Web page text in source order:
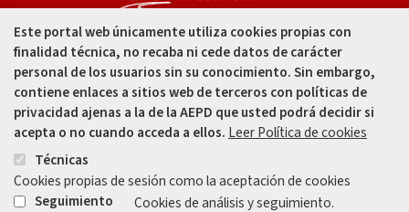
Capitulares, 1. 14002
Córdoba - España
957 49 99 00
957 47 80 50
EnlaceEnlace
Este portal web únicamente utiliza cookies propias con
finalidad técnica, no recaba ni cede datos de carácter
personal de los usuarios sin su conocimiento. Sin embargo,
contiene enlaces a sitios web de terceros con políticas de
privacidad ajenas a la de la AEPD que usted podrá decidir si
acepta o no cuando acceda a ellos. Leer Política de cookies
Técnicas
Cookies propias de sesión como la aceptación de cookies
Seguimiento
Cookies de análisis y seguimiento.